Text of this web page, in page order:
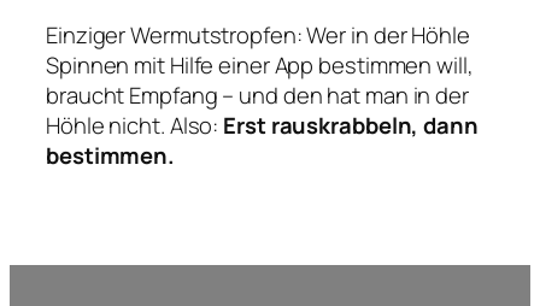
Einziger Wermutstropfen: Wer in der Höhle
Spinnen mit Hilfe einer App bestimmen will,
braucht Empfang – und den hat man in der
Höhle nicht. Also: Erst rauskrabbeln, dann
bestimmen.